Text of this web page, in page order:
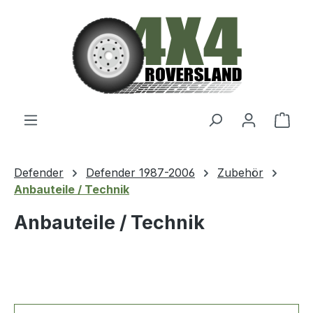
Zum Hauptinhalt springen
Defender Defender 1987-2006
Zubehör
Anbauteile / Technik
Anbauteile / Technik